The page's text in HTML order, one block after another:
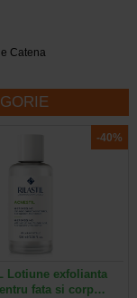
Catena
-40%
Lotiune exfolianta
fata si corp…